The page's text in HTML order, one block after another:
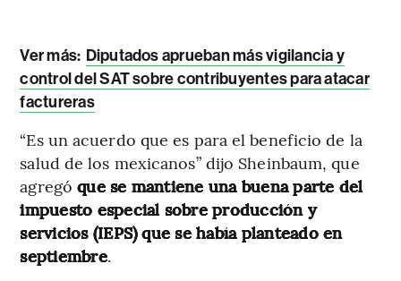
Ver más: Diputados aprueban más vigilancia y
control del SAT sobre contribuyentes para atacar
factureras
“Es un acuerdo que es para el beneficio de la
salud de los mexicanos” dijo Sheinbaum, que
agregóque se mantiene una buena parte del
impuesto especial sobre producción y
servicios (IEPS) que se había planteado en
septiembre.